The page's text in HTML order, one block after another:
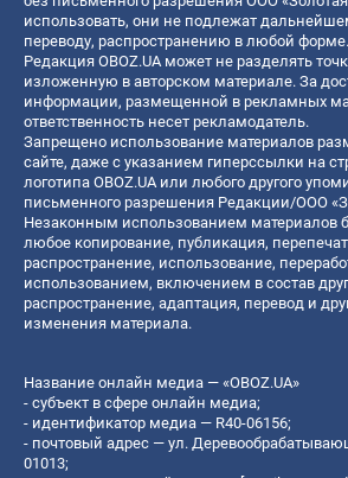
использовать, они не подлежат
переводу, распространению в любой форме.
Редакция OBOZ.UA может не разделять
изложенную в авторском материале. За
информации, размещенной в рекламных
ответственность несет рекламодатель.
Запрещено использование материалов
сайте, даже с указанием гиперссылки на
логотипа OBOZ.UA или любого другого
письменного разрешения Редакции/ООО
Незаконным использованием материалов
любое копирование, публикация,
распространение, использование,
использованием, включением в состав
распространение, адаптация, перевод и
изменения материала.
Название онлайн медиа — «OBOZ.UA»
- субъект в сфере онлайн медиа;
- идентификатор медиа — R40-06156;
- почтовый адрес — ул.
01013;